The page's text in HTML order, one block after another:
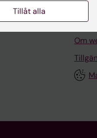
Om
Tillåt alla